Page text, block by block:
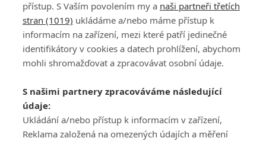
PŘIHLÁSIT
REGISTROVAT
DISKUZE
Šéfredaktorkou webu jePetr Slavík, e-mailserialy@fandimefilmu.cz
Máte-li zájem o inzerci na našem webu napište nám na e-mail
studio@koncal.com
Ochrana osobních údajů|Zásady používání cookies |Pravidla webu
přístup. S Vaším povolením my a naši partneři třetích
stran (1019) ukládáme a/nebo máme přístup k
informacím na zařízení, mezi které patří jedinečné
identifikátory v cookies a datech prohlížení, abychom
mohli shromažďovat a zpracovávat osobní údaje.
S našimi partnery zpracováváme následující
údaje:
Ukládání a/nebo přístup k informacím v zařízení,
Reklama založená na omezených údajích a měření